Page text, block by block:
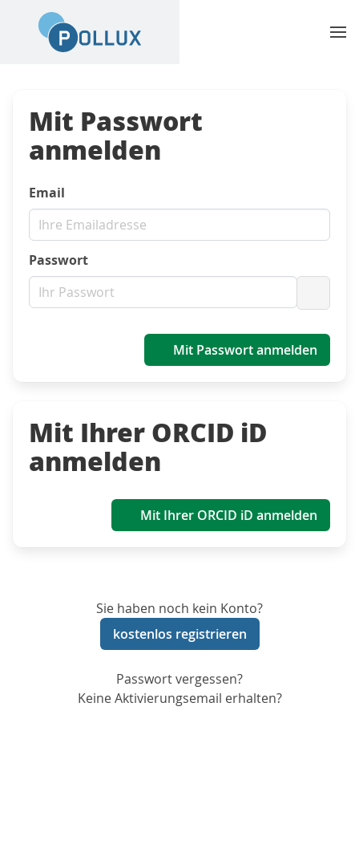
Mit Passwort
anmelden
Email
Passwort
Mit Passwort anmelden
Mit Ihrer ORCID iD
anmelden
Mit Ihrer ORCID iD anmelden
Sie haben noch kein Konto?
kostenlos registrieren
Passwort vergessen?
Keine Aktivierungsemail erhalten?